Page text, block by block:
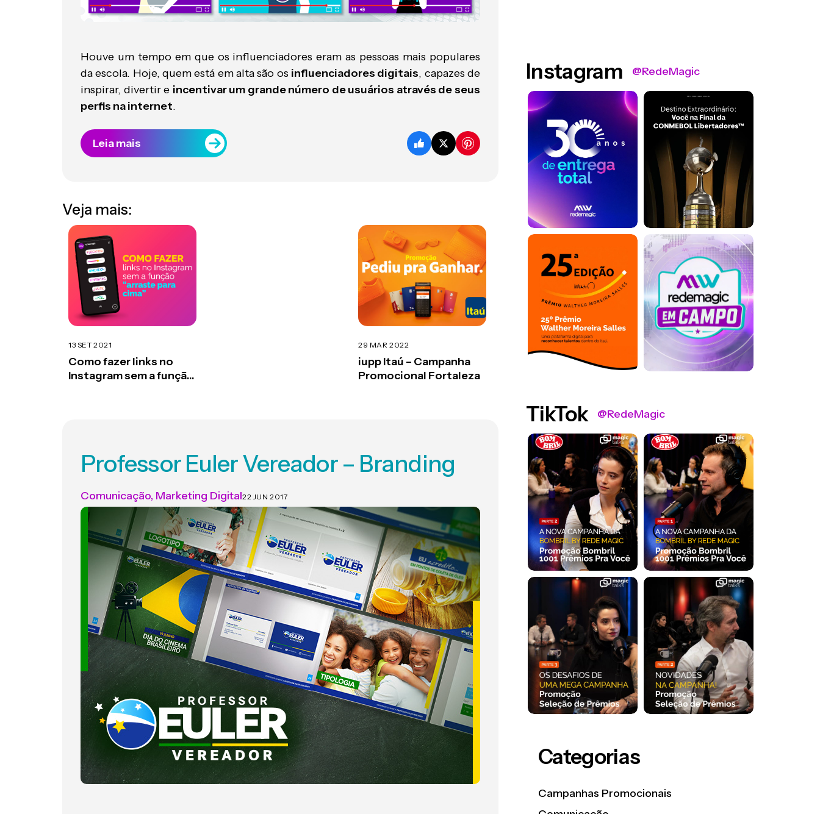
Houve um tempo em que os influenciadores eram as pessoas mais populares
da escola. Hoje, quem está em alta são os influenciadores digitais, capazes de
inspirar, divertir e incentivar um grande número de usuários através de seus
perfis na internet.
Leia mais
Veja mais:
13 SET 2021
Como fazer links no
Instagram sem a função
29 MAR 2022
iupp Itaú – Campanha
Promocional Fortaleza
Professor Euler Vereador – Branding
Comunicação, Marketing Digital22 JUN 2017
Instagram @RedeMagic
TikTok @RedeMagic
Categorias
Campanhas Promocionais